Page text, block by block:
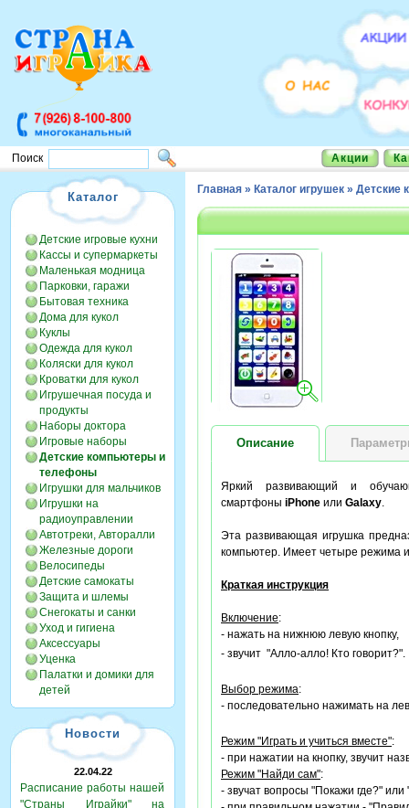
Поиск Акции
Каталог
Детские игровые кухни
Кассы и супермаркеты
Маленькая модница
Парковки, гаражи
Бытовая техника
Дома для кукол
Куклы
Одежда для кукол
Коляски для кукол
Кроватки для кукол
Игрушечная посуда и
продукты
Наборы доктора
Игровые наборы
Детские компьютеры и
телефоны
Игрушки для мальчиков
Игрушки на
радиоуправлении
Автотреки, Авторалли
Железные дороги
Велосипеды
Детские самокаты
Защита и шлемы
Снегокаты и санки
Уход и гигиена
Аксессуары
Уценка
Палатки и домики для
детей
Новости
22.04.22
Расписание работы нашей
"Страны Играйки" на
Главная » Каталог игрушек » Детские
Описание
Яркий развивающий и
смартфоны iPhone или Galaxy.
Эта развивающая игрушка
компьютер. Имеет четыре режима
Краткая инструкция
Включение:
- нажать на нижнюю левую кнопку,
- звучит "Алло-алло! Кто говорит?".
Выбор режима:
- последовательно нажимать на
Режим "Играть и учиться вместе":
- при нажатии на кнопку, звучит
Режим "Найди сам":
- звучат вопросы "Покажи где?" или